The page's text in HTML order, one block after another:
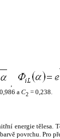
,
aC2 = 0,238.
energie
povrchu. Pro